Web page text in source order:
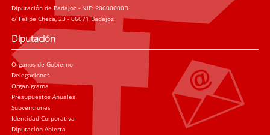
Diputación de Badajoz - NIF: P0600000D
c/ Felipe Checa, 23 - 06071 Badajoz
Diputación
Órganos de Gobierno
Delegaciones
Organigrama
Presupuestos Anuales
Subvenciones
Identidad Corporativa
Diputación Abierta